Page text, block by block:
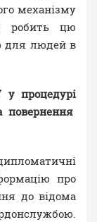
механізму
робить цю
для людей в
процедурі
повернення
про
до відома